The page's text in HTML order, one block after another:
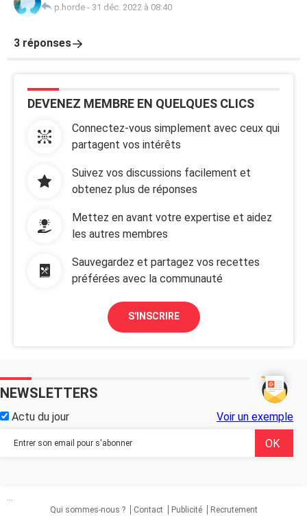
p.horde - 31 déc. 2022 à 08:40
3 réponses
DEVENEZ MEMBRE EN QUELQUES CLICS
Connectez-vous simplement avec ceux qui
partagent vos intérêts
Suivez vos discussions facilement et
obtenez plus de réponses
Mettez en avant votre expertise et aidez
les autres membres
Sauvegardez et partagez vos recettes
préférées avec la communauté
S'INSCRIRE
NEWSLETTERS
Actu du jour Voir un exemple
...
Qui sommes-nous ?
Contact Publicité Recrutement